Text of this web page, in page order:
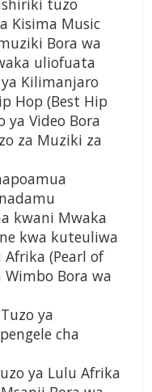
tuzo
Kisima Music
Bora wa
uliofuata
Kilimanjaro
Hop (Best Hip
ya Video Bora
za Muziki za
kwani Mwaka
kwa kuteuliwa
(Pearl of
Bora wa
ya
cha
ya Lulu Afrika